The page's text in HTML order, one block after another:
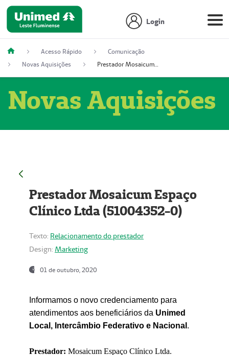
Login
Acesso Rápido
Comunicação
Novas Aquisições
Prestador Mosaicum Espaço Clínico Ltda (51004352-0)
Novas Aquisições
Prestador Mosaicum Espaço
Clínico Ltda (51004352-0)
Texto: Relacionamento do prestador
Design: Marketing
01 de outubro, 2020
Informamos o novo credenciamento para
atendimentos aos beneficiários da Unimed
Local, Intercâmbio Federativo e Nacional .
Prestador: Mosaicum Espaço Clínico Ltda.